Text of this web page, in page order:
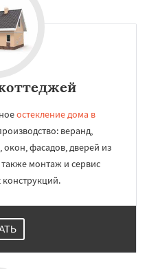
остекление дома в
веранд,
фасадов, дверей из
монтаж и сервис